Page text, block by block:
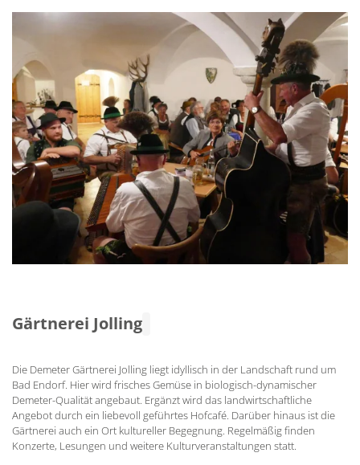
Gärtnerei Jolling
Die Demeter Gärtnerei Jolling liegt idyllisch in der Landschaft rund um
Bad Endorf. Hier wird frisches Gemüse in biologisch-dynamischer
Demeter-Qualität angebaut. Ergänzt wird das landwirtschaftliche
Angebot durch ein liebevoll geführtes Hofcafé. Darüber hinaus ist die
Gärtnerei auch ein Ort kultureller Begegnung. Regelmäßig finden
Konzerte, Lesungen und weitere Kulturveranstaltungen statt.